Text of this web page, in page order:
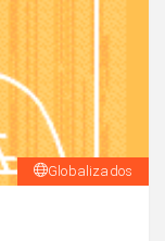
Globalizados